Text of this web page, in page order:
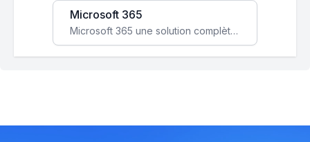
Microsoft 365
Microsoft 365 une solution complète qui booste votre productivité, renforce la sécurité de vos données et facilite la collaboration.